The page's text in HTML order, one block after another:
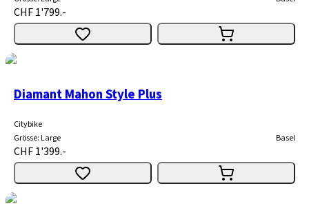
CHF 1'799.-
Diamant Mahon Style Plus
Citybike
Grösse:Large Basel
CHF 1'399.-